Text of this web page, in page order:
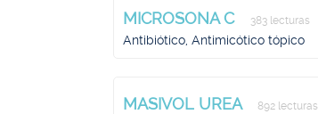
MICROSONA C 383 lecturas
Antibiótico, Antimicótico tópico
MASIVOL UREA 892 lecturas